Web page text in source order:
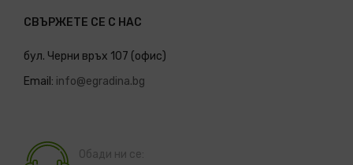
СВЪРЖЕТЕ СЕ С НАС
бул. Черни връх 107 (офис)
Email: info@egradina.bg
Обади ни се: